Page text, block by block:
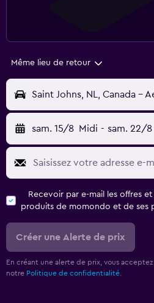
Même lieu de retour
sam. 15/8 Midi - sam. 22/8
Recevoir par e-mail les offres
produits de momondo et de ses
Créer une Alerte de prix
En créant une alerte de prix, vous acceptez
notre Politique de confidentialité.